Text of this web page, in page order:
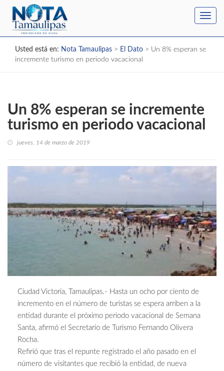
Usted está en: Nota Tamaulipas > El Dato > Un 8% esperan se
incremente turismo en periodo vacacional
Un 8% esperan se incremente
turismo en periodo vacacional
jueves, 14 de marzo de 2019
Ciudad Victoria, Tamaulipas.- Hasta un ocho por ciento de
incremento en el número de turistas se espera arriben a la
entidad durante el próximo periodo vacacional de Semana
Santa, afirmó el Secretario de Turismo Fernando Olivera
Rocha.
Refirió que tras el repunte registrado el año pasado en el
número de visitantes que recibió la entidad, de nueva